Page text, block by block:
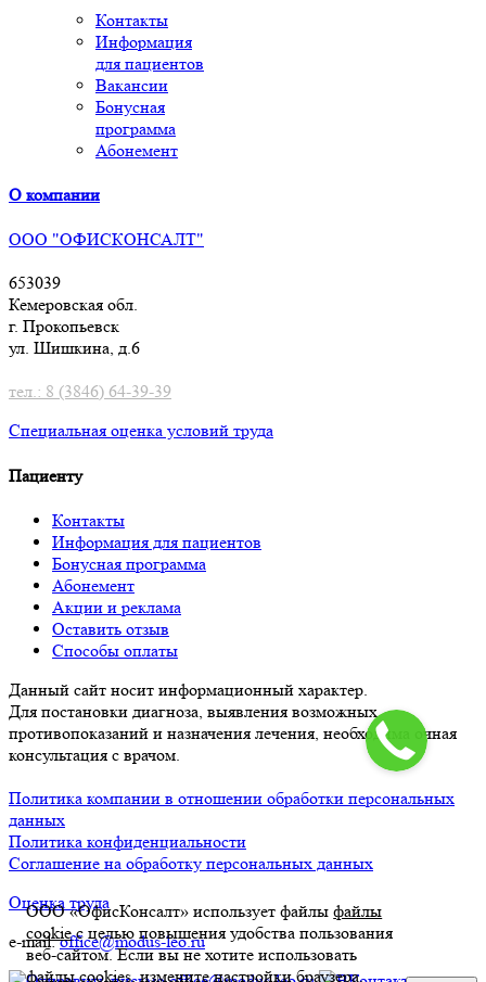
Контакты
Информация
для пациентов
Вакансии
Бонусная
программа
Абонемент
О компании
ООО "ОФИСКОНСАЛТ"
653039
Кемеровская обл.
г. Прокопьевск
ул. Шишкина, д.6
тел.: 8 (3846) 64-39-39
Специальная оценка условий труда
Пациенту
Контакты
Информация для пациентов
Бонусная программа
Абонемент
Акции и реклама
Оставить отзыв
Способы оплаты
Данный сайт носит информационный характер.
Для постановки диагноза, выявления возможных
противопоказаний и назначения лечения, необходима очная
консультация с врачом.
Политика компании в отношении обработки персональных
данных
Политика конфиденциальности
Соглашение на обработку персональных данных
Оценка труда
e-mail:office@modus-leo.ru
ООО «ОфисКонсалт» использует файлыфайлы
cookieс целью повышения удобства пользования
веб-сайтом. Если вы не хотите использовать
файлы cookies, измените настройки браузера.